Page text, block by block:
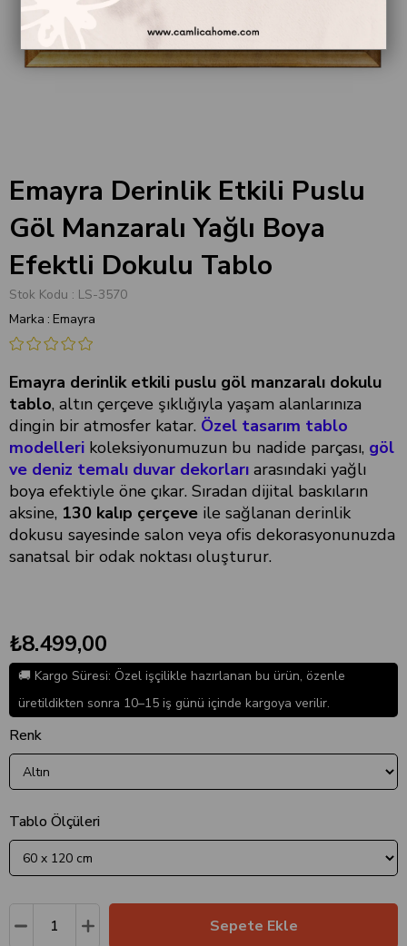
Emayra Derinlik Etkili Puslu
Göl Manzaralı Yağlı Boya
Efektli Dokulu Tablo
Stok Kodu
LS-3570
Marka : Emayra
Emayra derinlik etkili puslu göl manzaralı dokulu
tablo, altın çerçeve şıklığıyla yaşam alanlarınıza
dingin bir atmosfer katar. Özel tasarım tablo
modelleri koleksiyonumuzun bu nadide parçası, göl
ve deniz temalı duvar dekorları arasındaki yağlı
boya efektiyle öne çıkar. Sıradan dijital baskıların
aksine, 130 kalıp çerçeve ile sağlanan derinlik
dokusu sayesinde salon veya ofis dekorasyonunuzda
sanatsal bir odak noktası oluşturur.
₺8.499,00
🚚 Kargo Süresi: Özel işçilikle hazırlanan bu ürün, özenle
üretildikten sonra 10–15 iş günü içinde kargoya verilir.
Renk
Tablo Ölçüleri